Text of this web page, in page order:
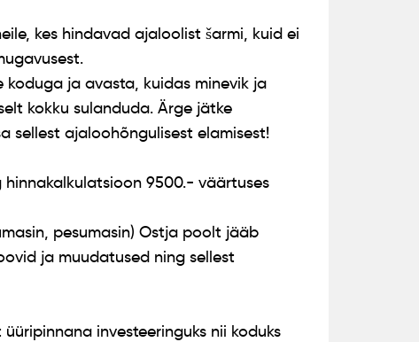
kes hindavad ajaloolist šarmi, kuid ei
koduga ja avasta, kuidas minevik ja
kokku sulanduda. Ärge jätke
sellest ajaloohõngulisest elamisest!
9500.- väärtuses
pesumasin) Ostja poolt jääb
ja muudatused ning sellest
investeeringuks nii koduks